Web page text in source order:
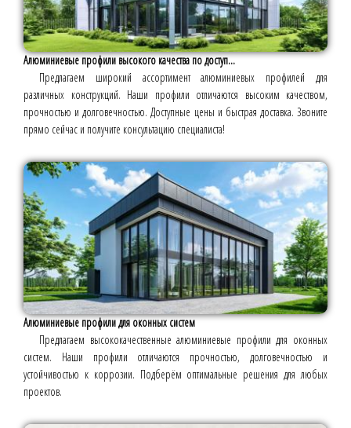
Алюминиевые профили высокого качества по доступ...
Предлагаем широкий ассортимент алюминиевых профилей для
различных конструкций. Наши профили отличаются высоким качеством,
прочностью и долговечностью. Доступные цены и быстрая доставка. Звоните
прямо сейчас и получите консультацию специалиста!
Алюминиевые профили для оконных систем
Предлагаем высококачественные алюминиевые профили для оконных
систем. Наши профили отличаются прочностью, долговечностью и
устойчивостью к коррозии. Подберём оптимальные решения для любых
проектов.